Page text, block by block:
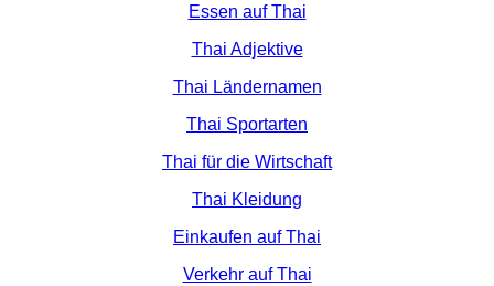
Essen auf Thai
Thai Adjektive
Thai Ländernamen
Thai Sportarten
Thai für die Wirtschaft
Thai Kleidung
Einkaufen auf Thai
Verkehr auf Thai